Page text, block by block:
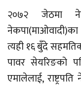
२०७२ जेठमा
त्यही १६ बुँदे
पावर सेयरिङको
एमालेलाई,